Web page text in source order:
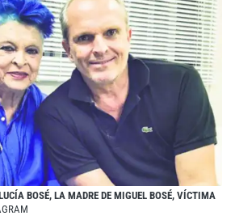
BOSÉ, LA MADRE DE MIGUEL BOSÉ, VÍCTIMA